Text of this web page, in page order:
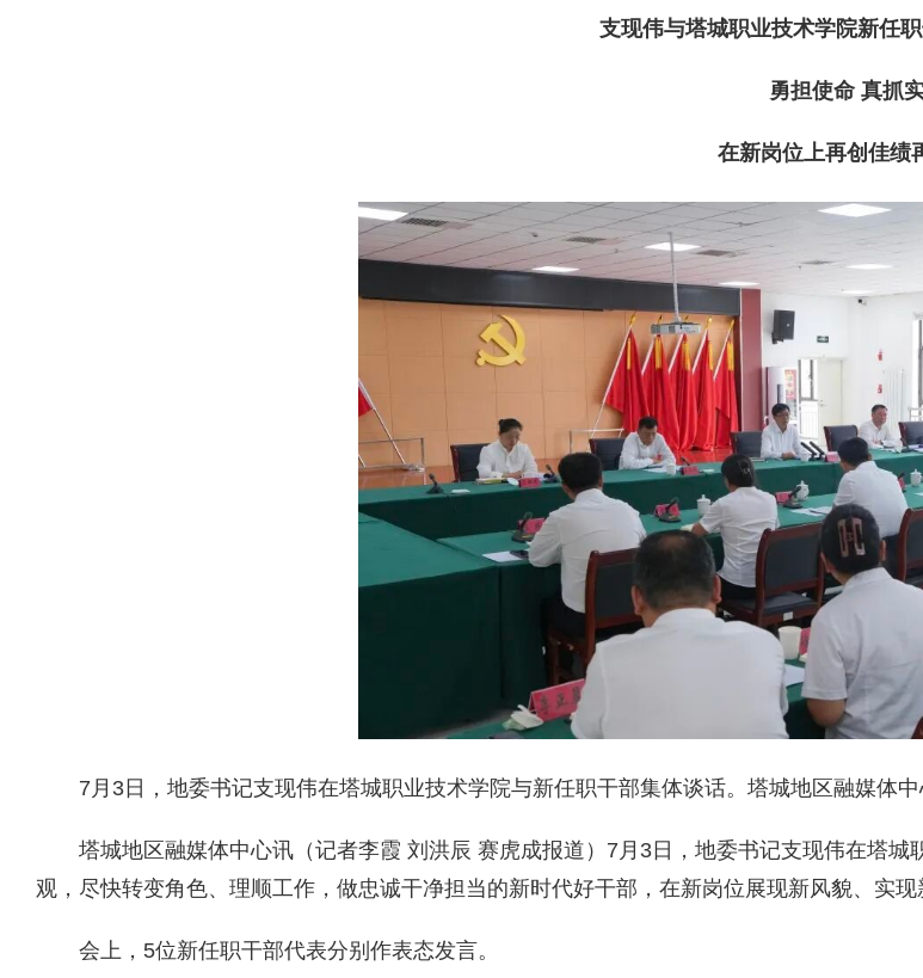
支现伟与塔城职业技术学院新任
勇担使命 真抓
在新岗位上再创佳绩
7月3日，地委书记支现伟在塔城职业技术学院与新任职干部集体谈话。塔城地区融媒体
塔城地区融媒体中心讯（记者李霞 刘洪辰 赛虎成报道）7月3日，地委书记支现伟在塔
观，尽快转变角色、理顺工作，做忠诚干净担当的新时代好干部，在新岗位展现新风貌、实现
会上，5位新任职干部代表分别作表态发言。